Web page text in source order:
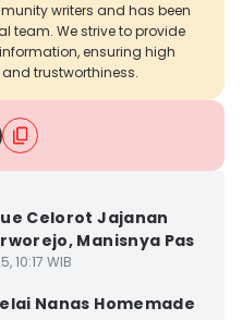
writers and has been
team. We strive to provide
ensuring high
trustworthiness.
Celorot Jajanan
Manisnya Pas
10:17 WIB
Nanas Homemade